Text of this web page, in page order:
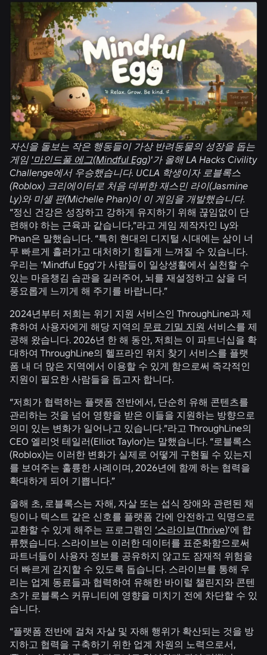
자신을 돌보는 작은 행동들이 가상 반려동물의 성장을 돕는
게임 '마인드풀 에그(Mindful Egg)'가 올해 LA Hacks Civility
Challenge에서 우승했습니다. UCLA 학생이자 로블록스
(Roblox) 크리에이터로 처음 데뷔한 재스민 라이(Jasmine
Ly)와 미셸 판(Michelle Phan)이 이 게임을 개발했습니다.
“정신 건강은 성장하고 강하게 유지하기 위해 끊임없이 단
련해야 하는 근육과 같습니다,”라고 게임 제작자인 Ly와
Phan은 말했습니다. “특히 현대의 디지털 시대에는 삶이 너
무 빠르게 흘러가고 대처하기 힘들게 느껴질 수 있습니다.
우리는 ‘Mindful Egg’가 사람들이 일상생활에서 실천할 수
있는 마음챙김 습관을 길러주어, 뇌를 재설정하고 삶을 더
풍요롭게 느끼게 해 주기를 바랍니다.”
2024년부터 저희는 위기 지원 서비스인 ThroughLine과 제
휴하여 사용자에게 해당 지역의 무료 기밀 지원 서비스를 제
공해 왔습니다. 2026년 한 해 동안, 저희는 이 파트너십을 확
대하여 ThroughLine의 헬프라인 위치 찾기 서비스를 플랫
폼 내 더 많은 지역에서 이용할 수 있게 함으로써 즉각적인
지원이 필요한 사람들을 돕고자 합니다.
“저희가 협력하는 플랫폼 전반에서, 단순히 유해 콘텐츠를
관리하는 것을 넘어 영향을 받은 이들을 지원하는 방향으로
의미 있는 변화가 일어나고 있습니다.”라고 ThroughLine의
CEO 엘리엇 테일러(Elliot Taylor)는 말했습니다. “로블록스
(Roblox)는 이러한 변화가 실제로 어떻게 구현될 수 있는지
를 보여주는 훌륭한 사례이며, 2026년에 함께 하는 협력을
확대하게 되어 기쁩니다.”
올해 초, 로블록스는 자해, 자살 또는 섭식 장애와 관련된 채
팅이나 텍스트 같은 신호를 플랫폼 간에 안전하고 익명으로
교환할 수 있게 해주는 프로그램인 ‘스라이브(Thrive)’에 합
류했습니다. 스라이브는 이러한 데이터를 표준화함으로써
파트너들이 사용자 정보를 공유하지 않고도 잠재적 위험을
더 빠르게 감지할 수 있도록 돕습니다. 스라이브를 통해 우
리는 업계 동료들과 협력하여 유해한 바이럴 챌린지와 콘텐
츠가 로블록스 커뮤니티에 영향을 미치기 전에 차단할 수 있
습니다.
“플랫폼 전반에 걸쳐 자살 및 자해 행위가 확산되는 것을 방
지하고 협력을 구축하기 위한 업계 차원의 노력으로서,